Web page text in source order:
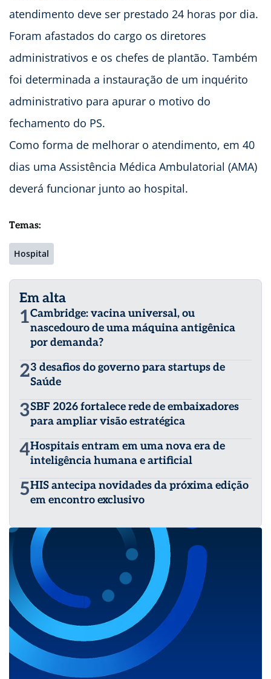
atendimento deve ser prestado 24 horas por dia.
Foram afastados do cargo os diretores
administrativos e os chefes de plantão. Também
foi determinada a instauração de um inquérito
administrativo para apurar o motivo do
fechamento do PS.
Como forma de melhorar o atendimento, em 40
dias uma Assistência Médica Ambulatorial (AMA)
deverá funcionar junto ao hospital.
Temas:
Hospital
Em alta
1Cambridge: vacina universal, ou
nascedouro de uma máquina antigênica
por demanda?
23 desafios do governo para startups de
Saúde
3SBF 2026 fortalece rede de embaixadores
para ampliar visão estratégica
4Hospitais entram em uma nova era de
inteligência humana e artificial
5HIS antecipa novidades da próxima edição
em encontro exclusivo